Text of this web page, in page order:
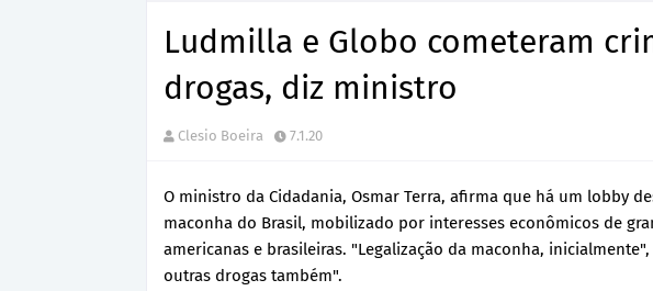
Ludmilla e Globo cometeram
drogas, diz ministro
Clesio Boeira 7.1.20
O ministro da Cidadania, Osmar Terra, afirma que há um lobby
maconha do Brasil, mobilizado por interesses econômicos de
americanas e brasileiras. "Legalização da maconha,
outras drogas também".